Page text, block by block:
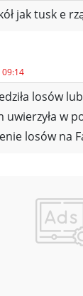
jak tusk e
losów
uwierzyła w
losów na